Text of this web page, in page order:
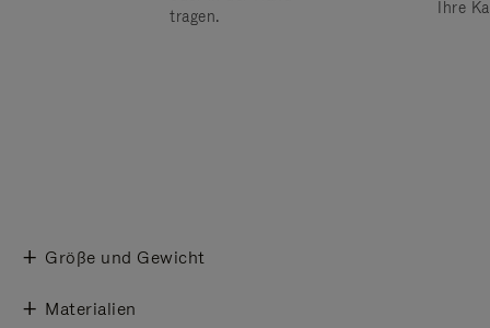
tragen.
Ihre
Größe und Gewicht
Materialien